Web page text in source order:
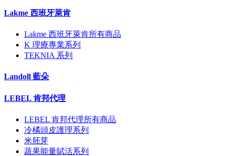
Lakme 西班牙萊肯
Lakme 西班牙萊肯所有商品
K 理療專業系列
TEKNIA 系列
Landoll 藍朵
LEBEL 肯邦代理
LEBEL 肯邦代理所有商品
冷橘頭皮護理系列
米胚芽
蔬果能量賦活系列